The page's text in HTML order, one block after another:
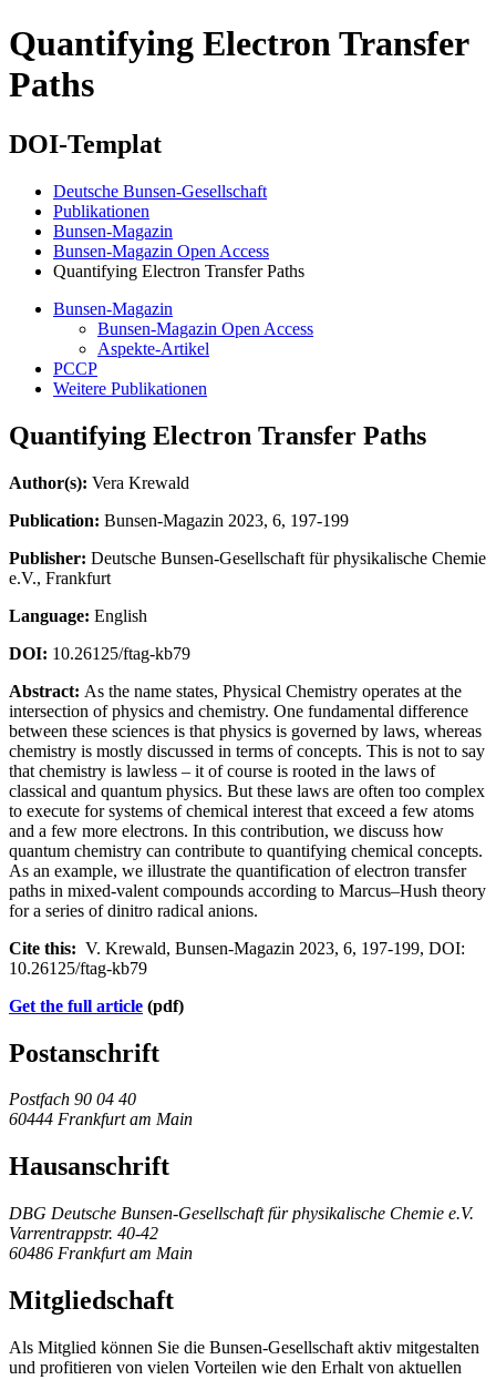
Quantifying Electron Transfer
Paths
DOI-Templat
Deutsche Bunsen-Gesellschaft
Publikationen
Bunsen-Magazin
Bunsen-Magazin Open Access
Quantifying Electron Transfer Paths
Bunsen-Magazin
Bunsen-Magazin Open Access
Aspekte-Artikel
PCCP
Weitere Publikationen
Quantifying Electron Transfer Paths
Author(s): Vera Krewald
Publication: Bunsen-Magazin 2023, 6, 197-199
Publisher: Deutsche Bunsen-Gesellschaft für physikalische Chemie
e.V., Frankfurt
Language: English
DOI: 10.26125/ftag-kb79
Abstract: As the name states, Physical Chemistry operates at the
intersection of physics and chemistry. One fundamental difference
between these sciences is that physics is governed by laws, whereas
chemistry is mostly discussed in terms of concepts. This is not to say
that chemistry is lawless – it of course is rooted in the laws of
classical and quantum physics. But these laws are often too complex
to execute for systems of chemical interest that exceed a few atoms
and a few more electrons. In this contribution, we discuss how
quantum chemistry can contribute to quantifying chemical concepts.
As an example, we illustrate the quantification of electron transfer
paths in mixed-valent compounds according to Marcus–Hush theory
for a series of dinitro radical anions.
Cite this: V. Krewald, Bunsen-Magazin 2023, 6, 197-199, DOI:
10.26125/ftag-kb79
Get the full article ​​​​​​​ (pdf)
Postanschrift
Postfach 90 04 40
60444 Frankfurt am Main
Hausanschrift
DBG Deutsche Bunsen-Gesellschaft für physikalische Chemie e.V.
Varrentrappstr. 40-42
60486 Frankfurt am Main
Mitgliedschaft
Als Mitglied können Sie die Bunsen-Gesellschaft aktiv mitgestalten
und profitieren von vielen Vorteilen wie den Erhalt von aktuellen